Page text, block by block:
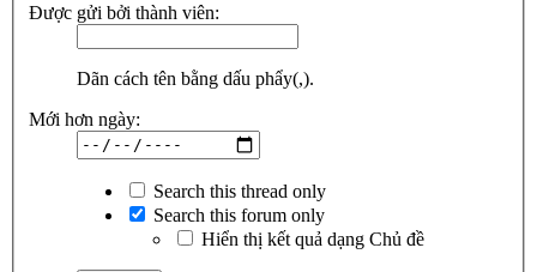
Được gửi bởi thành viên:
Dãn cách tên bằng dấu phẩy(,).
Mới hơn ngày:
Search this thread only
Search this forum only
Hiển thị kết quả dạng Chủ đề